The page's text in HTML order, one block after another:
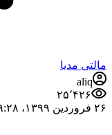
مالتی مدیا
aliq
۲۵٬۴۲۶
۲۶ فروردین ۱۳۹۹،‏ ۹:۲۸